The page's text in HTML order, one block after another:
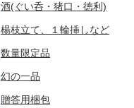
酒(ぐい呑・猪口・徳利)
楊枝立て、１輪挿しなど
数量限定品
幻の一品
贈答用梱包